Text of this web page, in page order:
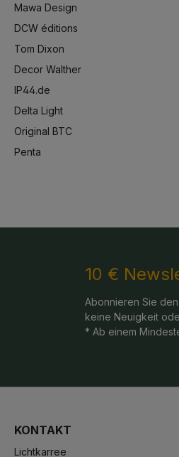
Mawa Design
DCW éditions
Tom Dixon
Decor Walther
IP44.de
Delta Light
Original BTC
Penta
10 €
Abonnieren Sie
keine Neuigkeit
* Ab einem
KONTAKT
Lichtkarree